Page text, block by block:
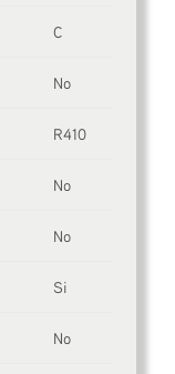
C
No
R410
No
No
Si
No